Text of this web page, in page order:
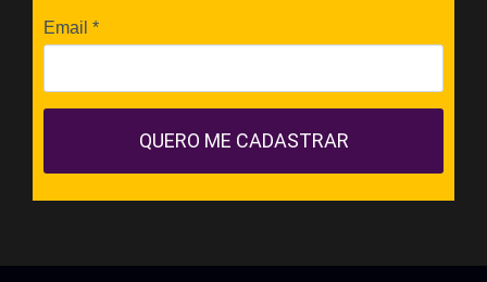
Email *
QUERO ME CADASTRAR